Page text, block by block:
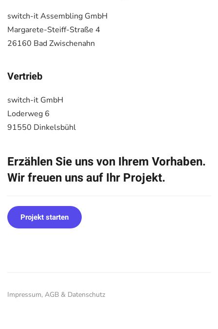
switch-it Assembling GmbH
Margarete-Steiff-Straße 4
26160 Bad Zwischenahn
Vertrieb
switch-it GmbH
Loderweg 6
91550 Dinkelsbühl
Erzählen Sie uns von Ihrem Vorhaben.
Wir freuen uns auf Ihr Projekt.
Projekt starten
Impressum, AGB & Datenschutz